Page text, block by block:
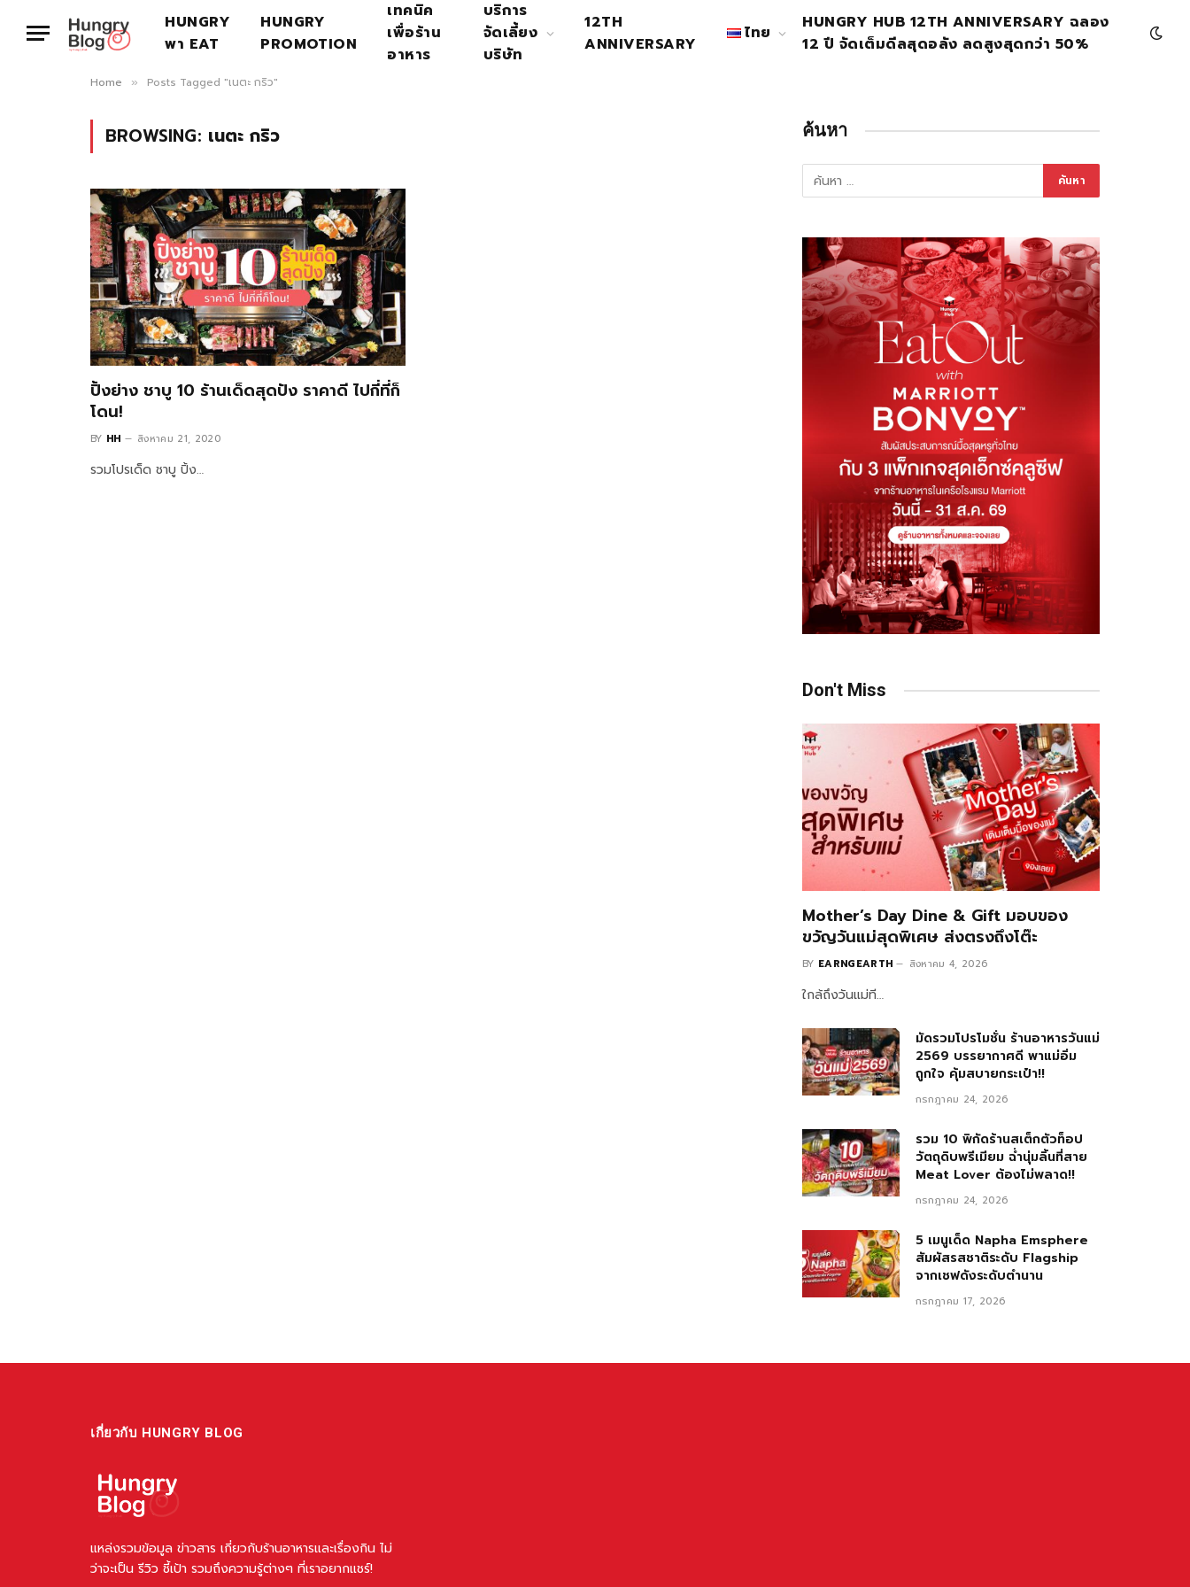
HUNGRY
พา EAT
HUNGRY
PROMOTION
เทคนิค
เพื่อร้าน
อาหาร
บริการ
จัดเลี้ยง
บริษัท
12TH
ANNIVERSARY
ไทย
HUNGRY HUB 12TH ANNIVERSARY ฉลอง
12 ปี จัดเต็มดีลสุดอลัง ลดสูงสุดกว่า 50%
Home » Posts Tagged "เนตะ กริว"
BROWSING: เนตะ กริว
ปิ้งย่าง ชาบู 10 ร้านเด็ดสุดปัง ราคาดี ไปกี่ที่ก็
โดน!
BY HH สิงหาคม 21, 2020
รวมโปรเด็ด ชาบู ปิ้ง…
ค้นหา
Don't Miss
Mother’s Day Dine & Gift มอบของ
ขวัญวันแม่สุดพิเศษ ส่งตรงถึงโต๊ะ
BY EARNGEARTH สิงหาคม 4, 2026
ใกล้ถึงวันแม่ที…
มัดรวมโปรโมชั่น ร้านอาหารวันแม่
2569 บรรยากาศดี พาแม่อิ่ม
ถูกใจ คุ้มสบายกระเป๋า!!
กรกฎาคม 24, 2026
รวม 10 พิกัดร้านสเต็กตัวท็อป
วัตถุดิบพรีเมียม ฉ่ำนุ่มลิ้นที่สาย
Meat Lover ต้องไม่พลาด!!
กรกฎาคม 24, 2026
5 เมนูเด็ด Napha Emsphere
สัมผัสรสชาติระดับ Flagship
จากเชฟดังระดับตำนาน
กรกฎาคม 17, 2026
เกี่ยวกับ HUNGRY BLOG
แหล่งรวมข้อมูล ข่าวสาร เกี่ยวกับร้านอาหารและเรื่องกิน ไม่
ว่าจะเป็น รีวิว ชี้เป้า รวมถึงความรู้ต่างๆ ที่เราอยากแชร์!